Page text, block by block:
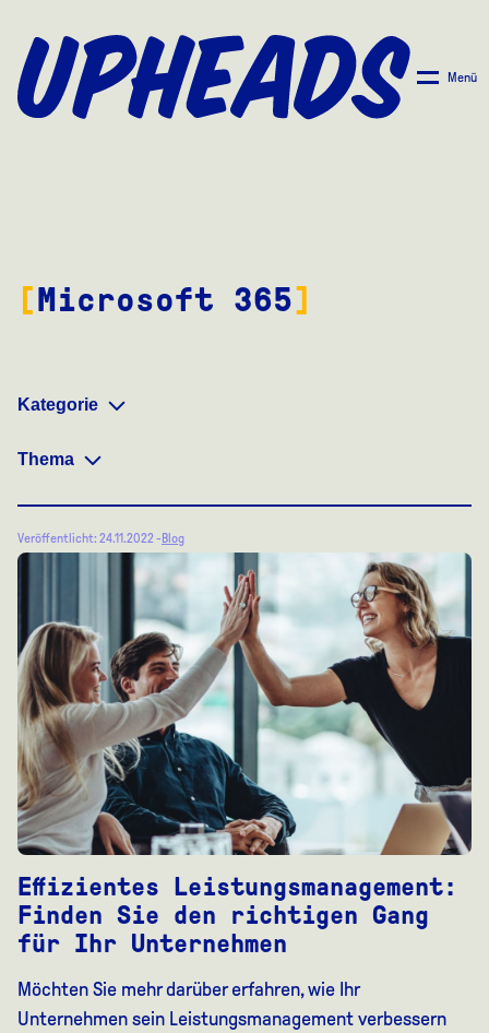
HAUPTINHALT
SPRINGEN
Menü
Microsoft 365
Kategorie
Thema
Veröffentlicht: 24.11.2022 - Blog
Effizientes Leistungsmanagement:
Finden Sie den richtigen Gang
für Ihr Unternehmen
Möchten Sie mehr darüber erfahren, wie Ihr
Unternehmen sein Leistungsmanagement verbessern